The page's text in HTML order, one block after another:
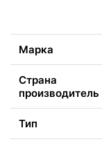
Марка
Страна
производитель
Тип